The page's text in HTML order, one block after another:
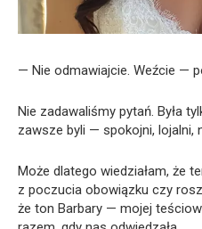
— Nie odmawiajcie. Weźcie —
Nie zadawaliśmy pytań. Była
zawsze byli — spokojni, lojalni,
Może dlatego wiedziałam, że
z poczucia obowiązku czy
że ton Barbary — mojej